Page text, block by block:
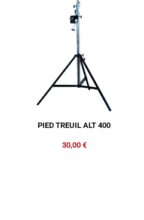
PIED TREUIL ALT 400
30,00 €